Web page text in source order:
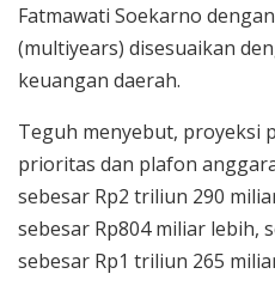
Fatmawati Soekarno
(multiyears) disesuaikan
keuangan daerah.
Teguh menyebut, proyeksi
prioritas dan plafon
sebesar Rp2 triliun 290
sebesar Rp804 miliar lebih,
sebesar Rp1 triliun 265